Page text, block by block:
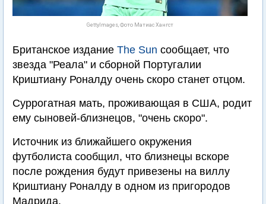
GettyImages, Фото Матиас Хангст
Британское издание The Sun сообщает, что
звезда "Реала" и сборной Португалии
Криштиану Роналду очень скоро станет отцом.
Суррогатная мать, проживающая в США, родит
ему сыновей-близнецов, "очень скоро".
Источник из ближайшего окружения
футболиста сообщил, что близнецы вскоре
после рождения будут привезены на виллу
Криштиану Роналду в одном из пригородов
Мадрида.